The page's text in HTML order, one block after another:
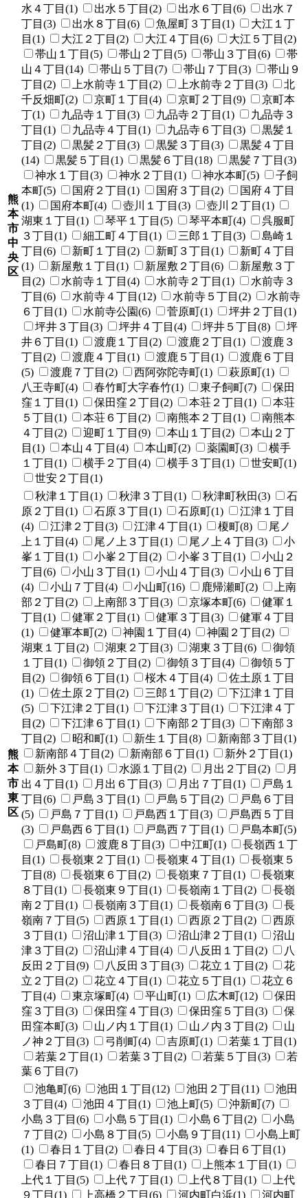
熊
本
市
中
央
区
水４丁目(1)
出水５丁目(2) 出水６丁目(6)
出水７
丁目(3)
出水８丁目(6) 魚屋町３丁目(1)
大江１丁
目(1)
大江２丁目(2) 大江４丁目(6)
大江５丁目(2)
帯山１丁目(5)
帯山２丁目(5) 帯山３丁目(6)
帯
山４丁目(14)
帯山５丁目(7) 帯山７丁目(3)
帯山９
丁目(2)
上水前寺１丁目(2) 上水前寺２丁目(3)
北
千反畑町(2)
京町１丁目(4) 京町２丁目(9)
京町本
丁(1)
九品寺１丁目(3) 九品寺２丁目(1)
九品寺３
丁目(1)
九品寺４丁目(1) 九品寺６丁目(3)
黒髪１
丁目(2)
黒髪２丁目(3) 黒髪３丁目(3)
黒髪４丁目
(14)
黒髪５丁目(1) 黒髪６丁目(18)
黒髪７丁目(3)
神水１丁目(3)
神水２丁目(1) 神水本町(5)
子飼
本町(5)
国府２丁目(1) 国府３丁目(2)
国府４丁目
(1)
国府本町(4) 壺川１丁目(3)
壺川２丁目(1)
湖東１丁目(1)
琴平１丁目(5) 琴平本町(4)
呉服町
３丁目(1)
細工町４丁目(1) 三郎１丁目(3)
島崎１
丁目(6)
新町１丁目(2) 新町３丁目(1)
新町４丁目
(1)
新屋敷１丁目(1) 新屋敷２丁目(6)
新屋敷３丁
目(2)
水前寺１丁目(4) 水前寺２丁目(1)
水前寺３
丁目(6)
水前寺４丁目(12) 水前寺５丁目(2)
水前寺
６丁目(1)
水前寺公園(6) 菅原町(1)
坪井２丁目(1)
坪井３丁目(3)
坪井４丁目(4) 坪井５丁目(8)
坪
井６丁目(1)
渡鹿１丁目(2) 渡鹿２丁目(1)
渡鹿３
丁目(2)
渡鹿４丁目(1) 渡鹿５丁目(1)
渡鹿６丁目
(5)
渡鹿７丁目(2) 西阿弥陀寺町(1)
萩原町(1)
八王寺町(4)
春竹町大字春竹(1) 東子飼町(7)
保田
窪１丁目(1)
保田窪２丁目(2) 本荘２丁目(1)
本荘
５丁目(1)
本荘６丁目(2) 南熊本２丁目(1)
南熊本
４丁目(2)
迎町１丁目(9) 本山１丁目(2)
本山２丁
目(1)
本山４丁目(4) 本山町(2) 薬園町(3)
横手
１丁目(1)
横手２丁目(4) 横手３丁目(1)
世安町(1)
世安２丁目(1)
熊
本
市
東
区
秋津１丁目(1) 秋津３丁目(1) 秋津町秋田(3)
石
原２丁目(1)
石原３丁目(1) 石原町(1)
江津１丁目
(4)
江津２丁目(3) 江津４丁目(1) 榎町(8)
尾ノ
上１丁目(4)
尾ノ上３丁目(1) 尾ノ上４丁目(3)
小
峯１丁目(1)
小峯２丁目(2) 小峯３丁目(1)
小山２
丁目(6)
小山３丁目(1) 小山４丁目(3)
小山６丁目
(4)
小山７丁目(4) 小山町(16) 鹿帰瀬町(2)
上南
部２丁目(2)
上南部３丁目(3) 京塚本町(6)
健軍１
丁目(1)
健軍２丁目(1) 健軍３丁目(3)
健軍４丁目
(1)
健軍本町(2) 神園１丁目(4)
神園２丁目(2)
湖東１丁目(2)
湖東２丁目(3) 湖東３丁目(6)
御領
１丁目(1)
御領２丁目(2) 御領３丁目(4)
御領５丁
目(2)
御領６丁目(1) 桜木４丁目(4)
佐土原１丁目
(1)
佐土原２丁目(2) 三郎１丁目(2)
下江津１丁目
(5)
下江津２丁目(1) 下江津３丁目(1)
下江津４丁
目(2)
下江津６丁目(1) 下南部２丁目(3)
下南部３
丁目(2)
昭和町(1) 新生１丁目(8)
新南部３丁目(1)
新南部４丁目(2)
新南部６丁目(1)
新外２丁目(1)
新外３丁目(1)
水源１丁目(2) 月出２丁目(2)
月
出４丁目(1)
月出６丁目(3) 月出７丁目(1)
戸島１
丁目(6)
戸島３丁目(1) 戸島５丁目(2)
戸島６丁目
(5)
戸島７丁目(1) 戸島西１丁目(3)
戸島西５丁目
(3)
戸島西６丁目(1) 戸島西７丁目(1)
戸島本町(5)
戸島町(8)
渡鹿８丁目(3) 中江町(1)
長嶺西１丁
目(1)
長嶺東２丁目(1) 長嶺東４丁目(1)
長嶺東５
丁目(8)
長嶺東６丁目(2) 長嶺東７丁目(1)
長嶺東
８丁目(1)
長嶺東９丁目(1) 長嶺南１丁目(2)
長嶺
南２丁目(1)
長嶺南３丁目(1) 長嶺南６丁目(3)
長
嶺南７丁目(5)
西原１丁目(1) 西原２丁目(2)
西原
３丁目(1)
沼山津１丁目(3) 沼山津２丁目(1)
沼山
津３丁目(2)
沼山津４丁目(4) 八反田１丁目(2)
八
反田２丁目(9)
八反田３丁目(3) 花立１丁目(2)
花
立２丁目(2)
花立４丁目(1) 花立５丁目(1)
花立６
丁目(4)
東京塚町(4) 平山町(1) 広木町(12)
保田
窪３丁目(3)
保田窪４丁目(3) 保田窪５丁目(3)
保
田窪本町(3)
山ノ内１丁目(1) 山ノ内３丁目(2)
山
ノ神２丁目(3)
弓削町(4) 吉原町(1)
若葉１丁目(1)
若葉２丁目(1)
若葉３丁目(2) 若葉５丁目(3)
若
葉６丁目(7)
池亀町(6)
池田１丁目(12) 池田２丁目(11)
池田
３丁目(4)
池田４丁目(1) 池上町(5)
沖新町(7)
小島３丁目(6)
小島５丁目(1) 小島６丁目(2)
小島
７丁目(2)
小島８丁目(5) 小島９丁目(11)
小島上町
(1)
春日１丁目(2) 春日４丁目(3)
春日６丁目(1)
春日７丁目(1)
春日８丁目(1)
上熊本１丁目(1)
上代１丁目(5)
上代７丁目(1) 上代８丁目(1)
上代
９丁目(1)
上高橋２丁目(6) 河内町白浜(1) 河内町